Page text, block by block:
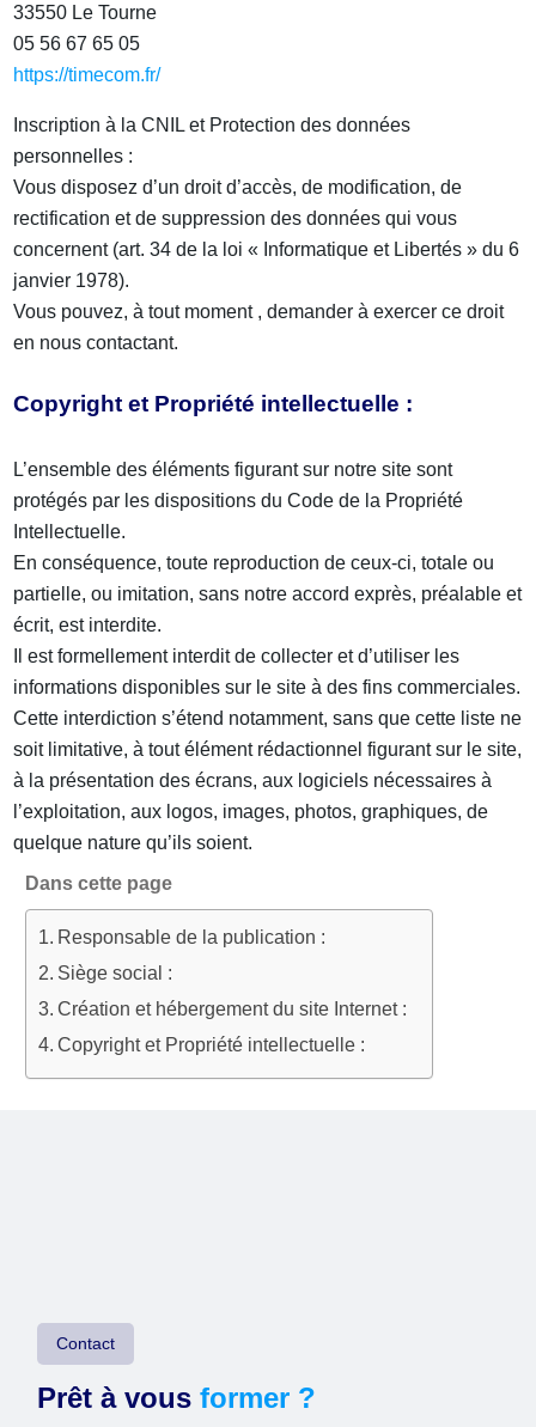
33550 Le Tourne
05 56 67 65 05
https://timecom.fr/
Inscription à la CNIL et Protection des données
personnelles :
Vous disposez d’un droit d’accès, de modification, de
rectification et de suppression des données qui vous
concernent (art. 34 de la loi « Informatique et Libertés » du 6
janvier 1978).
Vous pouvez, à tout moment , demander à exercer ce droit
en nous contactant.
Copyright et Propriété intellectuelle :
L’ensemble des éléments figurant sur notre site sont
protégés par les dispositions du Code de la Propriété
Intellectuelle.
En conséquence, toute reproduction de ceux-ci, totale ou
partielle, ou imitation, sans notre accord exprès, préalable et
écrit, est interdite.
Il est formellement interdit de collecter et d’utiliser les
informations disponibles sur le site à des fins commerciales.
Cette interdiction s’étend notamment, sans que cette liste ne
soit limitative, à tout élément rédactionnel figurant sur le site,
à la présentation des écrans, aux logiciels nécessaires à
l’exploitation, aux logos, images, photos, graphiques, de
quelque nature qu’ils soient.
Dans cette page
Responsable de la publication :
Siège social :
Création et hébergement du site Internet :
Copyright et Propriété intellectuelle :
Contact
Prêt à vousformer ?